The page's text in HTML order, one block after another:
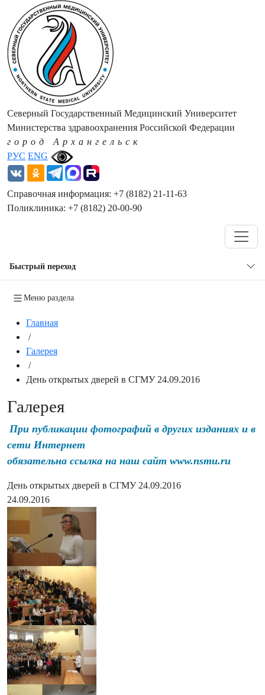
РУС ENG
Северный Государственный Медицинский Университет
Министерства здравоохранения Российской Федерации
город Архангельск
Справочная информация: +7 (8182) 21-11-63
Поликлиника: +7 (8182) 20-00-90
Быстрый переход
Меню раздела
Главная
/
Галерея
/
День открытых дверей в СГМУ 24.09.2016
Галерея
При публикации фотографий в других изданиях и в
сети Интернет
обязательна ссылка на наш сайт www.nsmu.ru
День открытых дверей в СГМУ 24.09.2016
24.09.2016